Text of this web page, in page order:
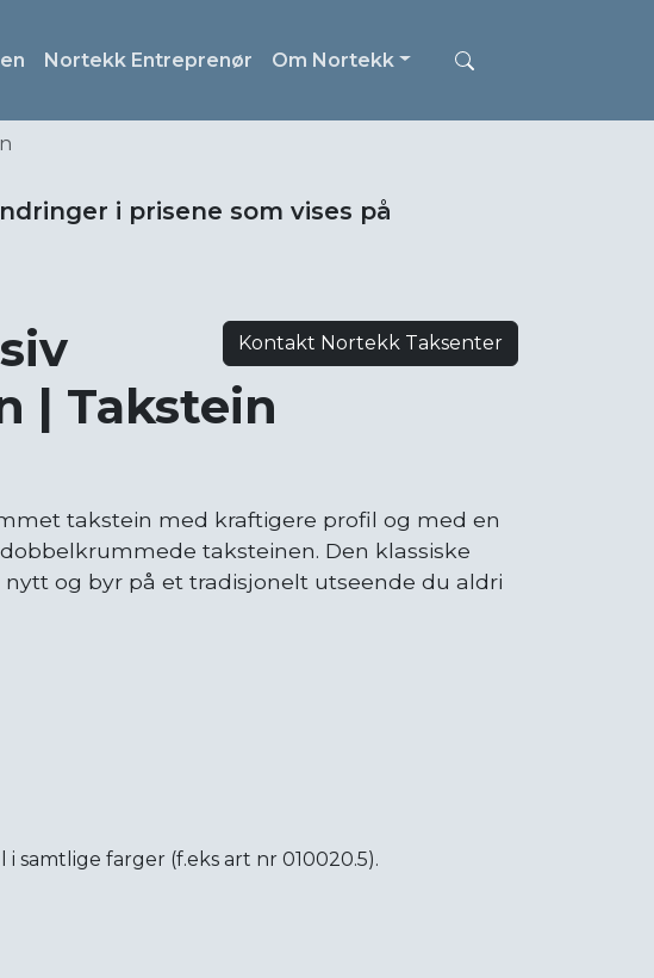
Nortekk Entreprenør Om Nortekk
i prisene som vises på
Kontakt Nortekk Taksenter
| Takstein
takstein med kraftigere profil og med en
taksteinen. Den klassiske
og byr på et tradisjonelt utseende du aldri
samtlige farger (f.eks art nr 010020.5).